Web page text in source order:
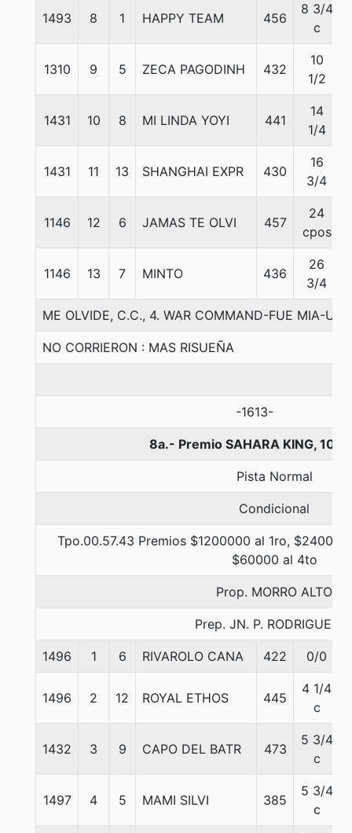
1493 8 1 HAPPY TEAM 456
8 3/4
c
1310 9 5 ZECA PAGODINH 432
10
1/2
1431 10 8 MI LINDA YOYI 441
14
1/4
1431 11 13 SHANGHAI EXPR 430
16
3/4
1146 12 6 JAMAS TE OLVI 457
24
cpos
1146 13 7 MINTO 436
26
3/4
ME OLVIDE, C.C., 4. WAR COMMAND-FUE MIA-
NO CORRIERON : MAS RISUEÑA
-1613-
8a.- Premio SAHARA KING,
Pista Normal
Condicional
Tpo.00.57.43 Premios $1200000 al 1ro,
$60000 al 4to
Prop. MORRO ALTO
Prep. JN. P. RODRIGUEZ
1496 1 6 RIVAROLO CANA 422 0/0
1496 2 12 ROYAL ETHOS 445
4 1/4
c
1432 3 9 CAPO DEL BATR 473
5 3/4
c
1497 4 5 MAMI SILVI 385
5 3/4
c